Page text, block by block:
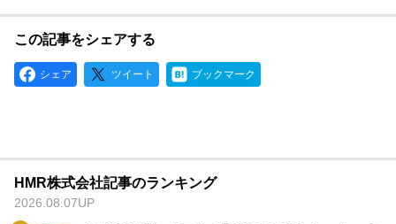
この記事をシェアする
シェア ツイート ブックマーク
HMR株式会社記事のランキング
2026.08.07UP